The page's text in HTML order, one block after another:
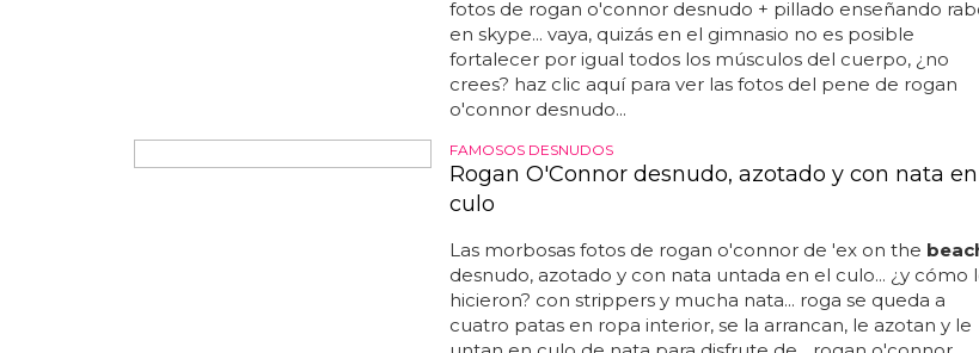
enseñando todo lo que tiene por delante... culazo: nuevas
fotos de rogan o'connor desnudo + pillado enseñando rabo
en skype... vaya, quizás en el gimnasio no es posible
fortalecer por igual todos los músculos del cuerpo, ¿no
crees? haz clic aquí para ver las fotos del pene de rogan